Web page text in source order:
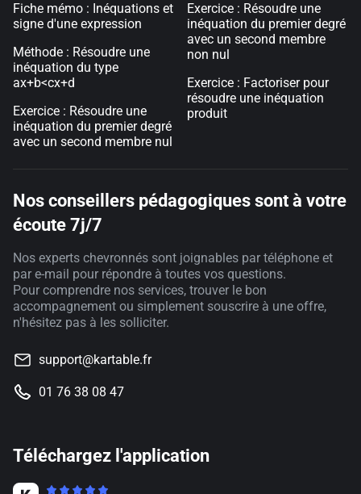
Fiche mémo : Inéquations et
signe d'une expression
Méthode : Résoudre une
inéquation du type
ax+b<cx+d
Exercice : Résoudre une
inéquation du premier degré
avec un second membre nul
Exercice : Résoudre une
inéquation du premier degré
avec un second membre
non nul
Exercice : Factoriser pour
résoudre une inéquation
produit
Nos conseillers pédagogiques sont à votre
écoute 7j/7
Nos experts chevronnés sont joignables par téléphone et
par e-mail pour répondre à toutes vos questions.
Pour comprendre nos services, trouver le bon
accompagnement ou simplement souscrire à une offre,
n'hésitez pas à les solliciter.
support@kartable.fr
01 76 38 08 47
Téléchargez l'application